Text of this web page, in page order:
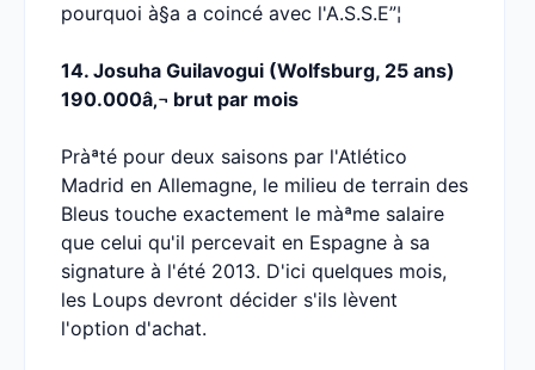
pourquoi à§a a coincé avec l'A.S.S.E”¦
14. Josuha Guilavogui (Wolfsburg, 25 ans)
190.000â‚¬ brut par mois
Pràªté pour deux saisons par l'Atlético
Madrid en Allemagne, le milieu de terrain des
Bleus touche exactement le màªme salaire
que celui qu'il percevait en Espagne à sa
signature à l'été 2013. D'ici quelques mois,
les Loups devront décider s'ils lèvent
l'option d'achat.